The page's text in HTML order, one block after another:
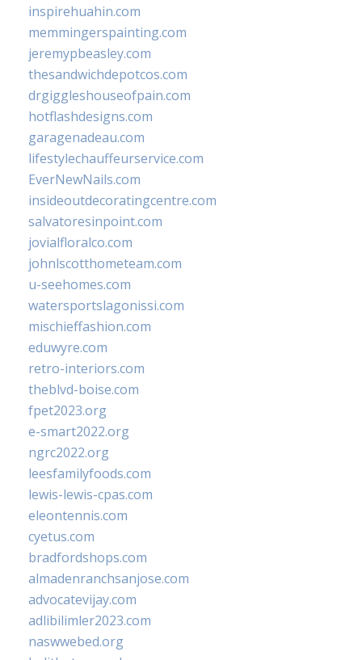
inspirehuahin.com
memmingerspainting.com
jeremypbeasley.com
thesandwichdepotcos.com
drgiggleshouseofpain.com
hotflashdesigns.com
garagenadeau.com
lifestylechauffeurservice.com
EverNewNails.com
insideoutdecoratingcentre.com
salvatoresinpoint.com
jovialfloralco.com
johnlscotthometeam.com
u-seehomes.com
watersportslagonissi.com
mischieffashion.com
eduwyre.com
retro-interiors.com
theblvd-boise.com
fpet2023.org
e-smart2022.org
ngrc2022.org
leesfamilyfoods.com
lewis-lewis-cpas.com
eleontennis.com
cyetus.com
bradfordshops.com
almadenranchsanjose.com
advocatevijay.com
adlibilimler2023.com
naswwebed.org